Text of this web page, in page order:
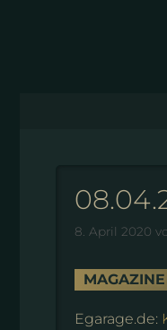
8. April 2020
MAGAZINE
Egarage.de: